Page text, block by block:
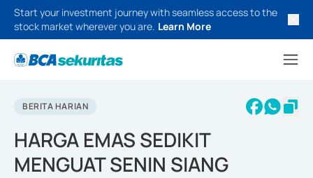
Start your investment journey with seamless access to the
stock market wherever you are. Learn More
BERITA HARIAN
HARGA EMAS SEDIKIT
MENGUAT SENIN SIANG